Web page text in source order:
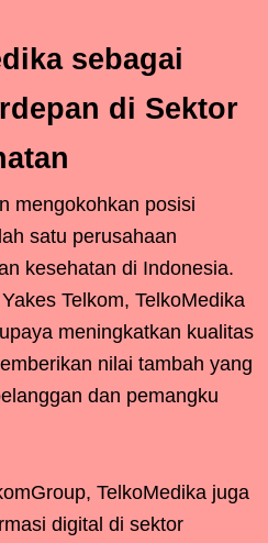
sebagai
di Sektor
mengokohkan posisi
satu perusahaan
kesehatan di Indonesia.
Telkom, TelkoMedika
meningkatkan kualitas
nilai tambah yang
dan pemangku
TelkoMedika juga
digital di sektor